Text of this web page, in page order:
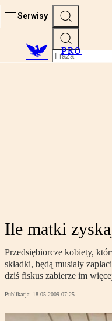
Serwisy
PRO
Ile matki
Przedsiębiorcze kobiety,
składki, będą musiały
dziś fiskus zabierze im
Publikacja: 18.05.2009 07:25